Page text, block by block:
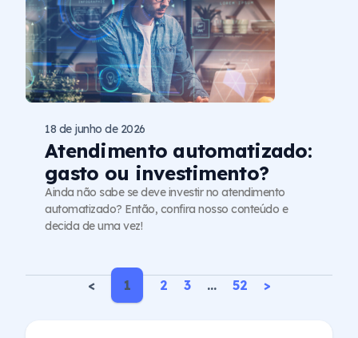
Atendimento automatizado:
gasto ou investimento?
18 de junho de 2026
Ainda não sabe se deve investir no atendimento
automatizado? Então, confira nosso conteúdo e
decida de uma vez!
< 1 2 3 … 52 >